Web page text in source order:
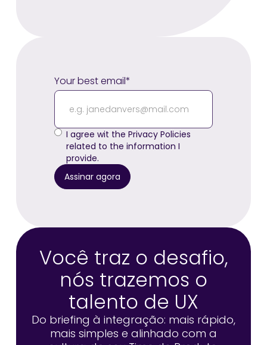
Your best email*
I agree wit the Privacy Policies
related to the information I
provide.
Você traz o desafio,
nós trazemos o
talento de UX
Do briefing à integração: mais rápido,
mais simples e alinhado com a